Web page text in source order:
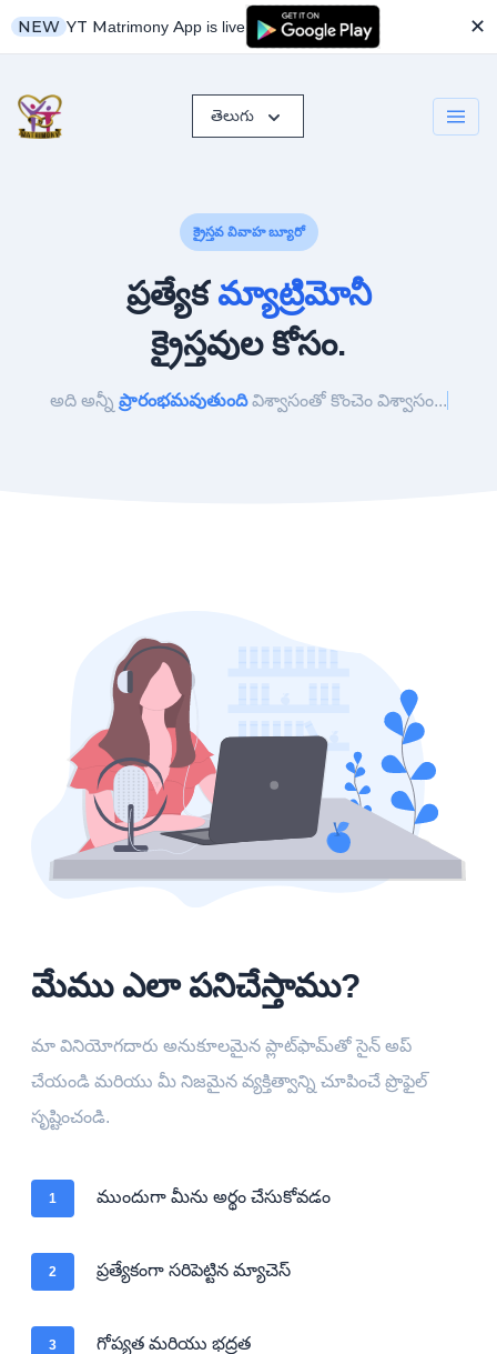
NEW YT Matrimony App is live ✕
తెలుగు
క్రైస్తవ వివాహ బ్యూరో
ప్రత్యేక మ్యాట్రిమోనీ
క్రైస్తవుల కోసం.
అది అన్నీప్రారంభమవుతుందివిశ్వాసంతోకొంచెం విశ్వా
మేము ఎలా పనిచేస్తాము?
మా వినియోగదారు అనుకూలమైన ప్లాట్‌ఫామ్‌తో సైన్ అప్
చేయండి మరియు మీ నిజమైన వ్యక్తిత్వాన్ని చూపించే ప్రొఫైల్
సృష్టించండి.
1 ముందుగా మీను అర్థం చేసుకోవడం
2 ప్రత్యేకంగా సరిపెట్టిన మ్యాచెస్
3 గోప్యత మరియు భద్రత